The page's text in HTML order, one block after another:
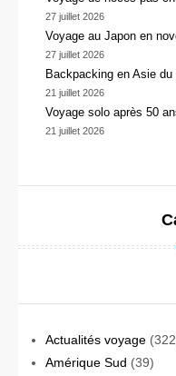
27 juillet 2026
Voyage au Japon en
27 juillet 2026
Backpacking en Asie
21 juillet 2026
Voyage solo après 50
21 juillet 2026
Actualités voyage
Amérique Sud (39)